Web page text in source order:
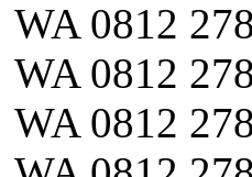
WA 0812
WA 0812
WA 0812